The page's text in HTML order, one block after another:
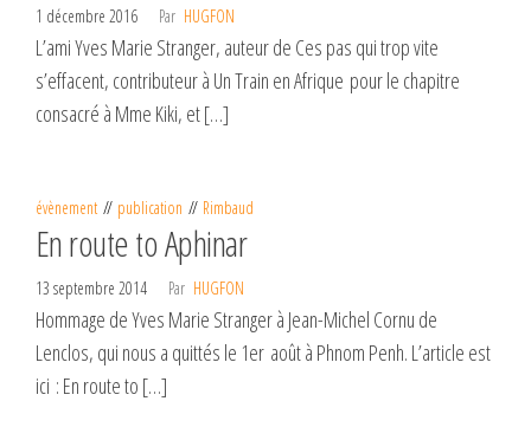
1 décembre 2016 Par HUGFON
L’ami Yves Marie Stranger, auteur de Ces pas qui trop vite
s’effacent, contributeur à Un Train en Afrique pour le chapitre
consacré à Mme Kiki, et […]
évènement publication Rimbaud
En route to Aphinar
13 septembre 2014 Par HUGFON
Hommage de Yves Marie Stranger à Jean-Michel Cornu de
Lenclos, qui nous a quittés le 1er août à Phnom Penh. L’article est
ici : En route to […]